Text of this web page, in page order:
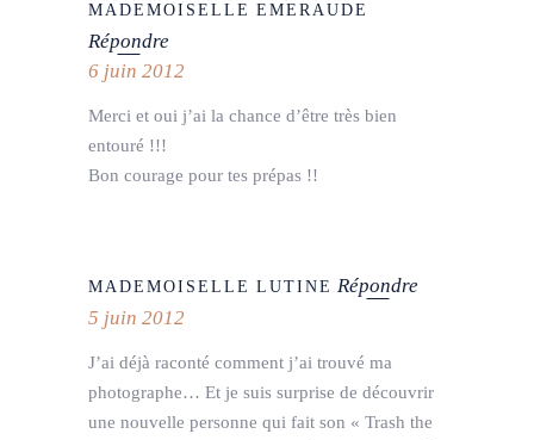
MADEMOISELLE EMERAUDE
Répondre
6 juin 2012
Merci et oui j’ai la chance d’être très bien
entouré !!!
Bon courage pour tes prépas !!
MADEMOISELLE LUTINE Répondre
5 juin 2012
J’ai déjà raconté comment j’ai trouvé ma
photographe… Et je suis surprise de découvrir
une nouvelle personne qui fait son « Trash the